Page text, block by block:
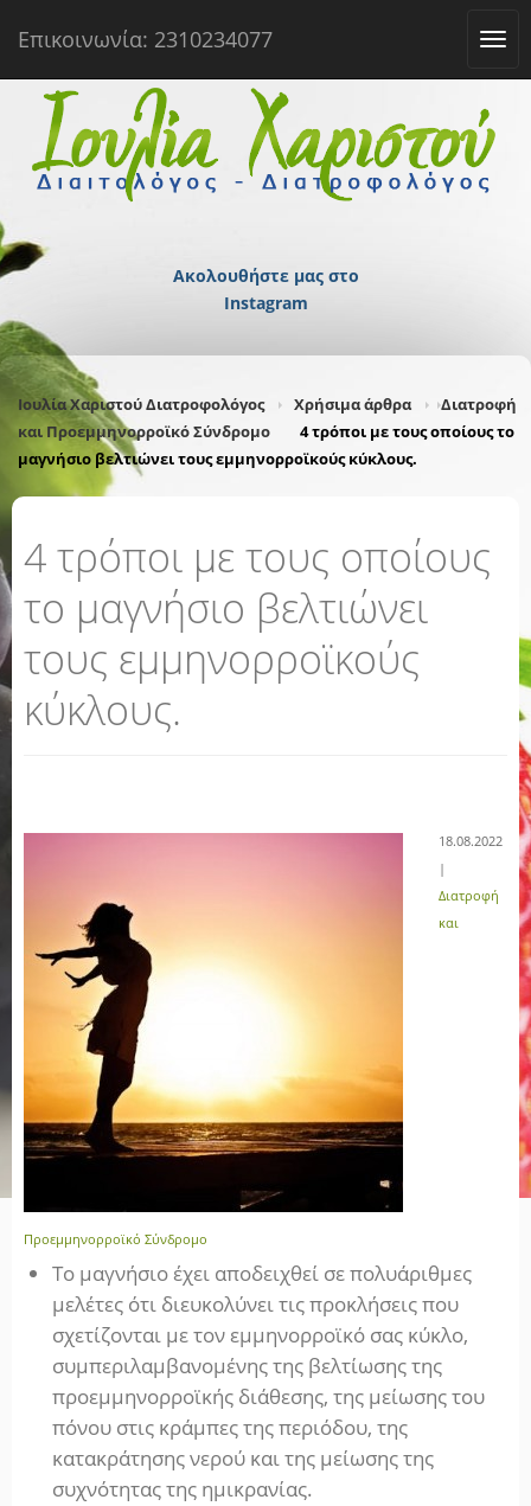
Επικοινωνία: 2310234077
Ακολουθήστε μας στο
Instagram
Ιουλία Χαριστού Διατροφολόγος Χρήσιμα άρθρα
Διατροφή
και Προεμμηνορροϊκό Σύνδρομο
4 τρόποι με τους οποίους το
μαγνήσιο βελτιώνει τους εμμηνορροϊκούς κύκλους.
4 τρόποι με τους οποίους
το μαγνήσιο βελτιώνει
τους εμμηνορροϊκούς
κύκλους.
18.08.2022
|
Διατροφή
και
Προεμμηνορροϊκό Σύνδρομο
Το μαγνήσιο έχει αποδειχθεί σε πολυάριθμες
μελέτες ότι διευκολύνει τις προκλήσεις που
σχετίζονται με τον εμμηνορροϊκό σας κύκλο,
συμπεριλαμβανομένης της βελτίωσης της
προεμμηνορροϊκής διάθεσης, της μείωσης του
πόνου στις κράμπες της περιόδου, της
κατακράτησης νερού και της μείωσης της
συχνότητας της ημικρανίας.